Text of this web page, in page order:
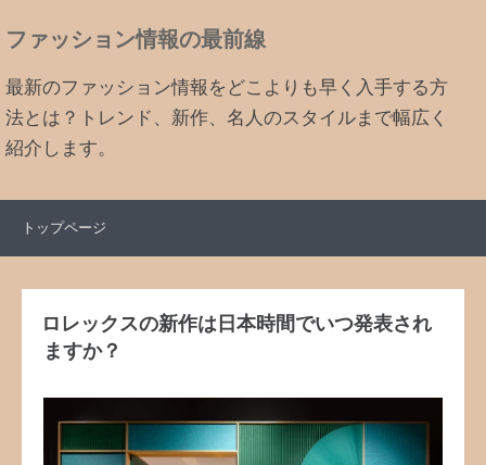
ファッション情報の最前線
最新のファッション情報をどこよりも早く入手する方
法とは？トレンド、新作、名人のスタイルまで幅広く
紹介します。
トップページ
ロレックスの新作は日本時間でいつ発表され
ますか？